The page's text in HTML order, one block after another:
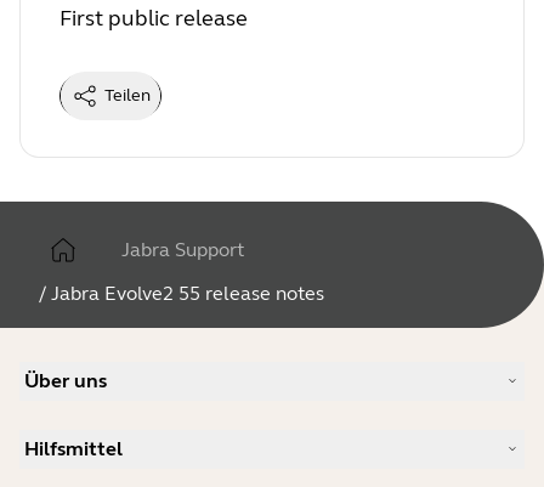
First public release
Teilen
Jabra Support
/ Jabra Evolve2 55 release notes
Über uns
Karriere
Hilfsmittel